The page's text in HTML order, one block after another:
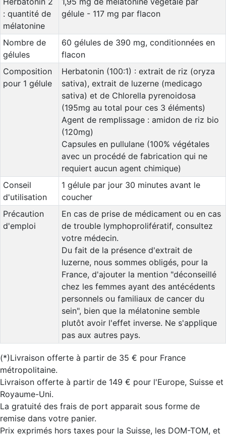
: quantité de
mélatonine
gélule - 117 mg par flacon
Nombre de
gélules
60 gélules de 390 mg, conditionnées en
flacon
Composition
pour 1 gélule
Herbatonin (100:1) : extrait de riz (oryza
sativa), extrait de luzerne (medicago
sativa) et de Chlorella pyrenoidosa
(195mg au total pour ces 3 éléments)
Agent de remplissage : amidon de riz bio
(120mg)
Capsules en pullulane (100% végétales
avec un procédé de fabrication qui ne
requiert aucun agent chimique)
Conseil
d'utilisation
1 gélule par jour 30 minutes avant le
coucher
Précaution
d'emploi
En cas de prise de médicament ou en cas
de trouble lymphoprolifératif, consultez
votre médecin.
Du fait de la présence d'extrait de
luzerne, nous sommes obligés, pour la
France, d'ajouter la mention "déconseillé
chez les femmes ayant des antécédents
personnels ou familiaux de cancer du
sein", bien que la mélatonine semble
plutôt avoir l'effet inverse. Ne s'applique
pas aux autres pays.
(*)Livraison offerte à partir de 35 € pour France
métropolitaine.
Livraison offerte à partir de 149 € pour l'Europe, Suisse et
Royaume-Uni.
La gratuité des frais de port apparait sous forme de
remise dans votre panier.
Prix exprimés hors taxes pour la Suisse, les DOM-TOM, et